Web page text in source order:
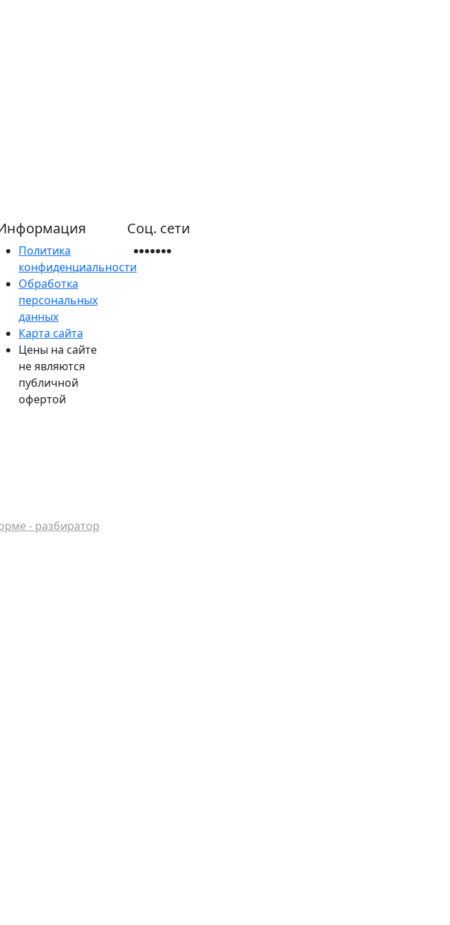
Политика
конфиденциальности
Обработка
персональных
данных
Карта сайта
Цены на сайте
не являются
публичной
офертой
Соц. сети
- разбиратор